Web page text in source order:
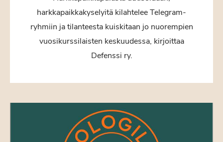
harkkapaikkakyselyitä kilahtelee Telegram-
ryhmiin ja tilanteesta kuiskitaan jo nuorempien
vuosikurssilaisten keskuudessa, kirjoittaa
Defenssi ry.